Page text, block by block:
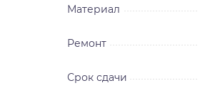
Материал
Ремонт
Срок сдачи